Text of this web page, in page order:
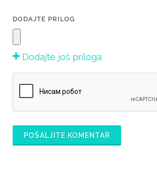
DODAJTE PRILOG
Dodajte još priloga
POŠALJITE KOMENTAR